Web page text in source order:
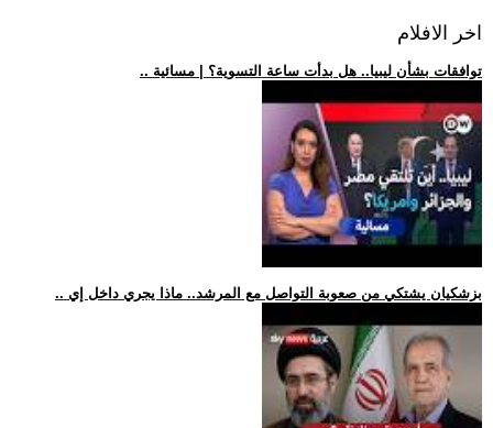
اخر الافلام
.. توافقات بشأن ليبيا.. هل بدأت ساعة التسوية؟ | مسائية
.. بزشكيان يشتكي من صعوبة التواصل مع المرشد.. ماذا يجري داخل إي